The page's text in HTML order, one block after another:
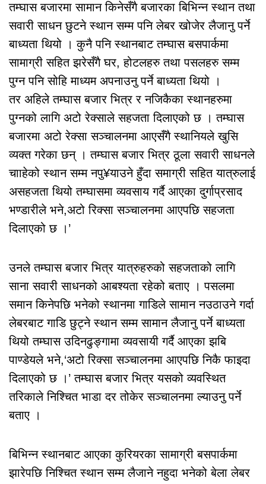
तम्घास बजारमा सामान किनेसँगै बजारका बिभिन्न स्थान तथा
सवारी साधन छुटने स्थान सम्म पनि लेबर खोजेर लैजानु पर्ने
बाध्यता थियो । कुनै पनि स्थानबाट तम्घास बसपार्कमा
सामाग्री सहित झरेसँगै घर, होटलहरु तथा पसलहरु सम्म
पुग्न पनि सोहि माध्यम अपनाउनु पर्ने बाध्यता थियो ।
तर अहिले तम्घास बजार भित्र र नजिकैका स्थानहरुमा
पुग्नको लागि अटो रेक्साले सहजता दिलाएको छ । तम्घास
बजारमा अटो रेक्सा सञ्चालनमा आएसँगै स्थानियले खुसि
व्यक्त गरेका छन् । तम्घास बजार भित्र ठूला सवारी साधनले
चााहेको स्थान सम्म नपु¥याउने हुँदा समाग्री सहित यात्रुलाई
असहजता थियो तम्घासमा व्यवसाय गर्दै आएका दुर्गाप्रसाद
भण्डारीले भने,अटो रिक्सा सञ्चालनमा आएपछि सहजता
दिलाएको छ ।’
उनले तम्घास बजार भित्र यात्रुहरुको सहजताको लागि
साना सवारी साधनको आबश्यता रहेको बताए । पसलमा
समान किनेपछि भनेको स्थानमा गाडिले सामान नउठाउने गर्दा
लेबरबाट गाडि छुट्ने स्थान सम्म सामान लैजानु पर्ने बाध्यता
थियो तम्घास उदिनढुङ्गामा व्यवसायी गर्दै आएका झबि
पाण्डेयले भने,‘अटो रिक्सा सञ्चालनमा आएपछि निकै फाइदा
दिलाएको छ ।’ तम्घास बजार भित्र यसको व्यवस्थित
तरिकाले निश्चित भाडा दर तोकेर सञ्चालनमा ल्याउनु पर्ने
बताए ।
बिभिन्न स्थानबाट आएका कुरियरका सामाग्री बसपार्कमा
झारेपछि निश्चित स्थान सम्म लैजाने नहुदा भनेको बेला लेबर